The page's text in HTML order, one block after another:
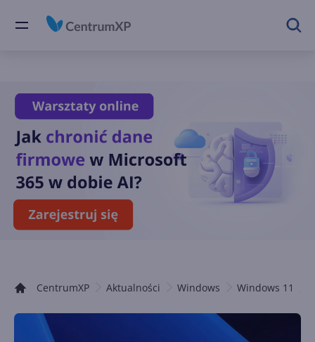
CentrumXP Aktualności Windows Windows 11